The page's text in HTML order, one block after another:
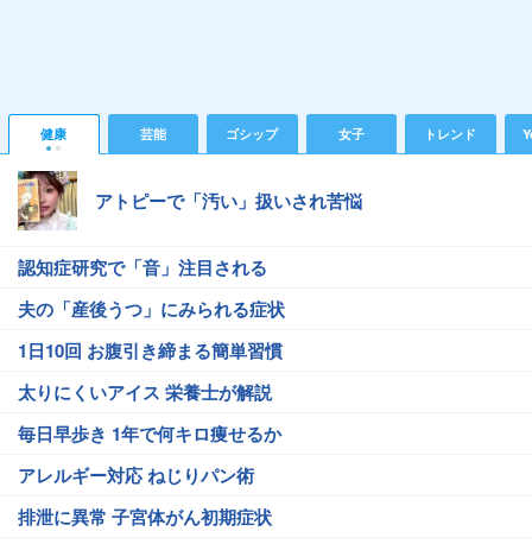
健康 芸能 ゴシップ 女子 トレンド
アトピーで「汚い」扱いされ苦悩
認知症研究で「音」注目される
夫の「産後うつ」にみられる症状
1日10回 お腹引き締まる簡単習慣
太りにくいアイス 栄養士が解説
毎日早歩き 1年で何キロ痩せるか
アレルギー対応 ねじりパン術
排泄に異常 子宮体がん初期症状